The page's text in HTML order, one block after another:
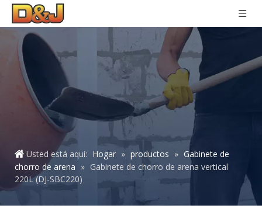
Usted está aquí: Hogar » productos » Gabinete de
chorro de arena » Gabinete de chorro de arena vertical
220L (DJ-SBC220)